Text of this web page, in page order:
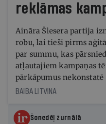
reklāmas
Aināra Šlesera partija
robu, lai tieši pirms
par summu, kas
atļautajiem kampaņas
pārkāpumus nekonstatē
BAIBA LITVINA
Šonedēļ žurnālā